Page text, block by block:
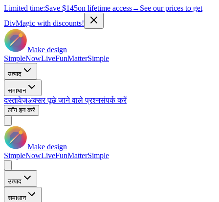
Limited time:Save $145on lifetime access→ See our prices to get
DivMagic with discounts!
Make design
SimpleNowLiveFunMatterSimple
उत्पाद
समाधान
दस्तावेज़अक्सर पूछे जाने वाले प्रश्नसंपर्क करें
लॉग इन करें
Make design
SimpleNowLiveFunMatterSimple
उत्पाद
समाधान